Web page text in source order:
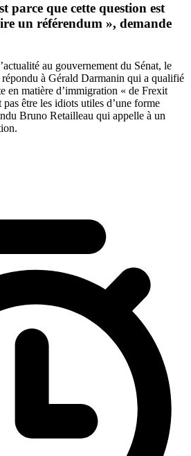
parce que cette question est
un référendum », demande
au gouvernement du Sénat, le
répondu à Gérald Darmanin qui a qualifié
en matière d’immigration « de Frexit
être les idiots utiles d’une forme
Bruno Retailleau qui appelle à un